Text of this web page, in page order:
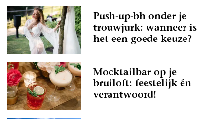
Push-up-bh onder je
trouwjurk: wanneer is
het een goede keuze?
Mocktailbar op je
bruiloft: feestelijk én
verantwoord!